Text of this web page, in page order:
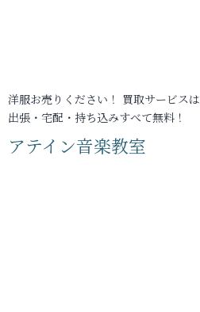
洋服お売りください！ 買取サービスは
出張・宅配・持ち込みすべて無料！
アテイン音楽教室